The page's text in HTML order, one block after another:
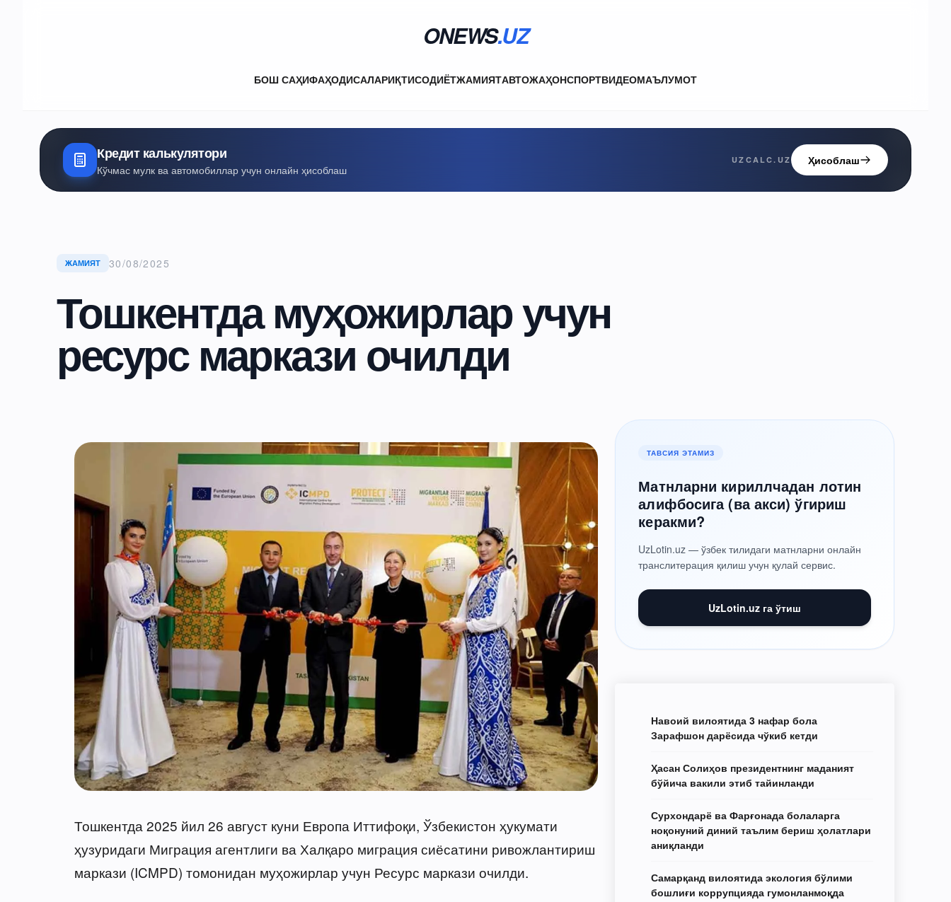
ONEWS.UZ
БОШ САҲИФАҲОДИСАЛАРИҚТИСОДИЁТЖАМИЯТАВТОЖАҲОНСПОРТВИДЕОМАЪЛУМОТ
Кредит калькулятори
Кўчмас мулк ва автомобиллар учун онлайн ҳисоблаш
UZCALC.UZ Ҳисоблаш
ЖАМИЯТ 30/08/2025
Тошкентда муҳожирлар учун
ресурс маркази очилди
Тошкентда 2025 йил 26 август куни Европа Иттифоқи, Ўзбекистон ҳукумати
ҳузуридаги Миграция агентлиги ва Халқаро миграция сиёсатини ривожлантириш
маркази (ICMPD) томонидан муҳожирлар учун Ресурс маркази очилди.
ТАВСИЯ ЭТАМИЗ
Матнларни кириллчадан лотин
алифбосига (ва акси) ўгириш
керакми?
UzLotin.uz — ўзбек тилидаги матнларни онлайн
транслитерация қилиш учун қулай сервис.
UzLotin.uz га ўтиш
Навоий вилоятида 3 нафар бола
Зарафшон дарёсида чўкиб кетди
Ҳасан Солиҳов президентнинг маданият
бўйича вакили этиб тайинланди
Сурхондарё ва Фарғонада болаларга
ноқонуний диний таълим бериш ҳолатлари
аниқланди
Самарқанд вилоятида экология бўлими
бошлиғи коррупцияда гумонланмоқда